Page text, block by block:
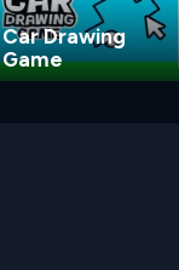
Car Drawing
Game